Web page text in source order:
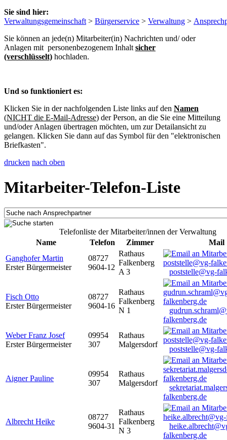
Sie sind hier:
Verwaltungsgemeinschaft > Bürgerservice > Verwaltung >
Sie können an jede(n) Mitarbeiter(in) Nachrichten und/ oder
Anlagen mit personenbezogenem Inhalt sicher
(verschlüsselt) hochladen.
Und so funktioniert es:
Klicken Sie in der nachfolgenden Liste links auf den Namen
(NICHT die E-Mail-Adresse) der Person, an die Sie eine Mitteilung
und/oder Anlagen übertragen möchten, um zur Detailansicht zu
gelangen. Klicken Sie dann auf das Symbol für den "elektronischen
Briefkasten".
drucken nach oben
Mitarbeiter-Telefon-Liste
Telefonliste der Mitarbeiter/innen der Verwaltung
Name
Telefon Zimmer
Mail
Ganghofer Martin
Erster Bürgermeister
08727
9604-12
Rathaus
Falkenberg
A 3
poststelle@vg-
Fisch Otto
Erster Bürgermeister
08727
9604-16
Rathaus
Falkenberg
N 1
falkenberg.de
Weber Franz Josef
Erster Bürgermeister
09954
307
Rathaus
Malgersdorf
poststelle@vg-
Aigner Pauline
09954
307
Rathaus
Malgersdorf
falkenberg.de
Albrecht Heike
08727
9604-31
Rathaus
Falkenberg
N 3
falkenberg.de